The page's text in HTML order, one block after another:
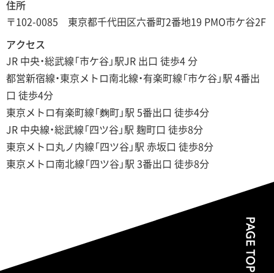
住所
〒102-0085 東京都千代田区六番町2番地19 PMO市ケ谷2F
アクセス
JR 中央・総武線「市ケ谷」駅JR 出口 徒歩4 分
都営新宿線・東京メトロ南北線・有楽町線「市ケ谷」駅 4番出
口 徒歩4分
東京メトロ有楽町線「麴町」駅 5番出口 徒歩4分
JR 中央線・総武線「四ツ谷」駅 麹町口 徒歩8分
東京メトロ丸ノ内線「四ツ谷」駅 赤坂口 徒歩8分
東京メトロ南北線「四ツ谷」駅 3番出口 徒歩8分